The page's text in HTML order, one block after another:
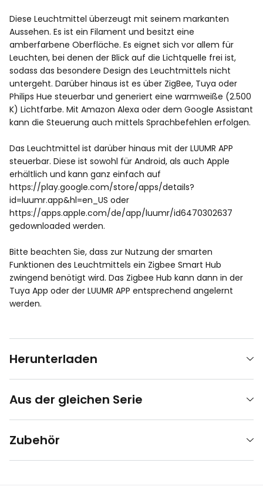
Diese Leuchtmittel überzeugt mit seinem markanten
Aussehen. Es ist ein Filament und besitzt eine
amberfarbene Oberfläche. Es eignet sich vor allem für
Leuchten, bei denen der Blick auf die Lichtquelle frei ist,
sodass das besondere Design des Leuchtmittels nicht
untergeht. Darüber hinaus ist es über ZigBee, Tuya oder
Philips Hue steuerbar und generiert eine warmweiße (2.500
K) Lichtfarbe. Mit Amazon Alexa oder dem Google Assistant
kann die Steuerung auch mittels Sprachbefehlen erfolgen.
Das Leuchtmittel ist darüber hinaus mit der LUUMR APP
steuerbar. Diese ist sowohl für Android, als auch Apple
erhältlich und kann ganz einfach auf
https://play.google.com/store/apps/details?
id=luumr.app&hl=en_US oder
https://apps.apple.com/de/app/luumr/id6470302637
gedownloaded werden.
Bitte beachten Sie, dass zur Nutzung der smarten
Funktionen des Leuchtmittels ein Zigbee Smart Hub
zwingend benötigt wird. Das Zigbee Hub kann dann in der
Tuya App oder der LUUMR APP entsprechend angelernt
werden.
Herunterladen
Aus der gleichen Serie
Zubehör